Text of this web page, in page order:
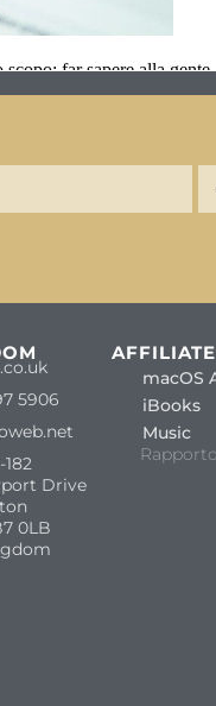
far sapere alla gente
5906
Drive
0LB
AFFILIATE
macOS
iBooks
Music